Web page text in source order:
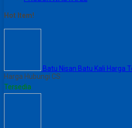
Hot Item!
Batu Nisan Batu Kali Harga
Harga Hubungi CS
Tersedia